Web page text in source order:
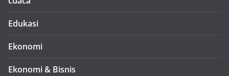
Edukasi
Ekonomi
Ekonomi & Bisnis